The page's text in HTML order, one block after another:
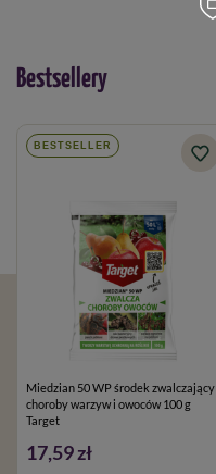
Bestsellery
BESTSELLER
Miedzian 50 WP środek zwalczający
choroby warzyw i owoców 100 g
Target
17,59 zł